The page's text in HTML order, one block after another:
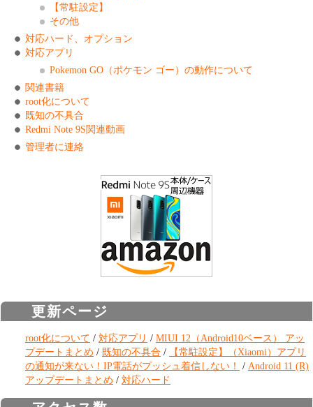
【常駐設定】
その他
対応ハード、オプション
対応アプリ
Pokemon GO（ポケモン ゴー）の動作について
関連書籍
root化について
既知の不具合
Redmi Note 9S関連動画
管理者に連絡
更新ページ
root化について / 対応アプリ / MIUI 12（Android10ベース） アッ
プデートまとめ / 既知の不具合 /
【常駐設定】（Xiaomi）アプリ
の通知が来ない！IP電話がプッシュ着信しない！
/ Android 11 (R)
アップデートまとめ / 対応ハード